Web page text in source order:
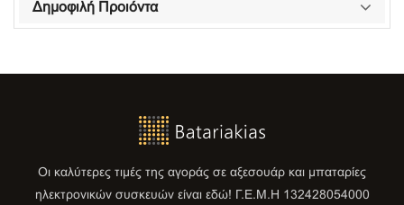
Δημοφιλή Προιόντα
Οι καλύτερες τιμές της αγοράς σε αξεσουάρ και μπαταρίες
ηλεκτρονικών συσκευών είναι εδώ! Γ.Ε.Μ.Η 132428054000